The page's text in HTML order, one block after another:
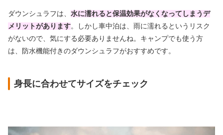
ダウンシュラフは、 水に濡れると保温効果がなくなってしまうデ
メリットがあります。しかし車中泊は、雨に濡れるというリスク
がないので、気にする必要ありませんね。キャンプでも使う方
は、防水機能付きのダウンシュラフがおすすめです。
身長に合わせてサイズをチェック